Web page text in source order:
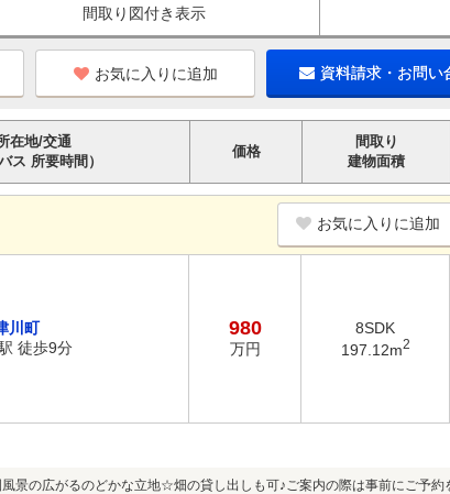
間取り図付き表示
お気に入りに追加 資料請求・お問い
在地/交通
ス 所要時間）
価格
間取り
建物面積
お気に入りに追加
川町
徒歩9分
980
万円
8SDK
197.12m2
景の広がるのどかな立地☆畑の貸し出しも可♪ご案内の際は事前にご予約